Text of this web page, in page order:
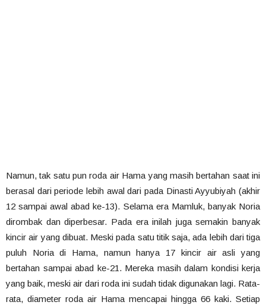
Namun, tak satu pun roda air Hama yang masih bertahan saat ini
berasal dari periode lebih awal dari pada Dinasti Ayyubiyah (akhir
12 sampai awal abad ke-13). Selama era Mamluk, banyak Noria
dirombak dan diperbesar. Pada era inilah juga semakin banyak
kincir air yang dibuat. Meski pada satu titik saja, ada lebih dari tiga
puluh Noria di Hama, namun hanya 17 kincir air asli yang
bertahan sampai abad ke-21. Mereka masih dalam kondisi kerja
yang baik, meski air dari roda ini sudah tidak digunakan lagi. Rata-
rata, diameter roda air Hama mencapai hingga 66 kaki. Setiap